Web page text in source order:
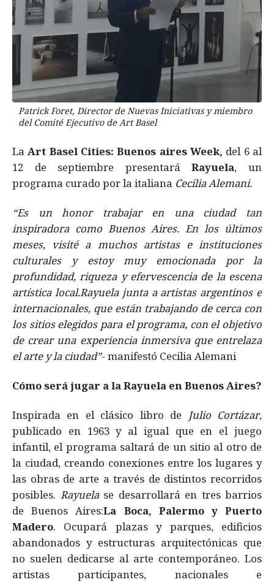
Patrick Foret, Director de Nuevas Iniciativas y miembro
del Comité Ejecutivo de Art Basel
LaArt Basel Cities: Buenos aires Week, del 6 al
12 de septiembre presentará Rayuela, un
programa curado por la italiana Cecilia Alemani.
“Es un honor trabajar en una ciudad tan
inspiradora como Buenos Aires. En los últimos
meses, visité a muchos artistas e instituciones
culturales y estoy muy emocionada por la
profundidad, riqueza y efervescencia de la escena
artística local.Rayuela junta a artistas argentinos e
internacionales, que están trabajando de cerca con
los sitios elegidos para el programa, con el objetivo
de crear una experiencia inmersiva que entrelaza
el arte y la ciudad”- manifestó Cecilia Alemani
Cómo será jugar a la Rayuela en Buenos Aires?
Inspirada en el clásico libro de Julio Cortázar,
publicado en 1963 y al igual que en el juego
infantil, el programa saltará de un sitio al otro de
la ciudad, creando conexiones entre los lugares y
las obras de arte a través de distintos recorridos
posibles. Rayuelase desarrollará en tres barrios
de Buenos Aires:La Boca, Palermo y Puerto
Madero. Ocupará plazas y parques, edificios
abandonados y estructuras arquitectónicas que
no suelen dedicarse al arte contemporáneo. Los
artistas participantes, nacionales e